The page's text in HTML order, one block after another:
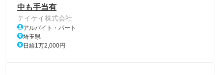
中も手当有
テイケイ株式会社
アルバイト・パート
埼玉県
日給1万2,000円